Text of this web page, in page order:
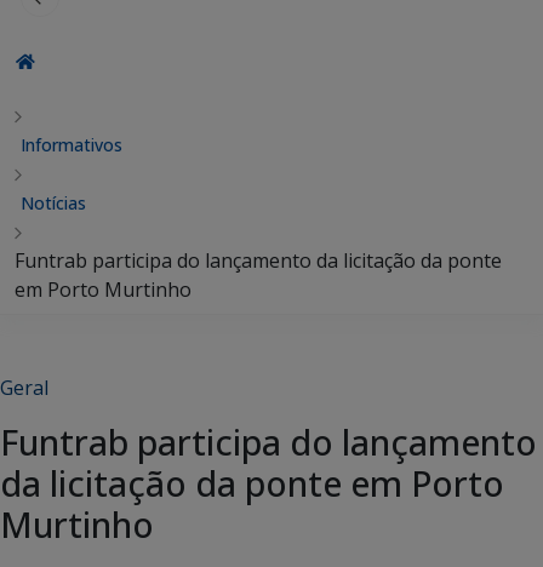
Informativos
Notícias
Funtrab participa do lançamento da licitação da ponte
em Porto Murtinho
Geral
Funtrab participa do lançamento
da licitação da ponte em Porto
Murtinho